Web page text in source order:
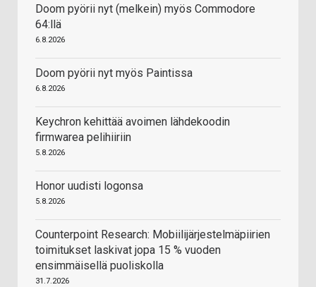
Doom pyörii nyt (melkein) myös Commodore
64:llä
6.8.2026
Doom pyörii nyt myös Paintissa
6.8.2026
Keychron kehittää avoimen lähdekoodin
firmwarea pelihiiriin
5.8.2026
Honor uudisti logonsa
5.8.2026
Counterpoint Research: Mobiilijärjestelmäpiirien
toimitukset laskivat jopa 15 % vuoden
ensimmäisellä puoliskolla
31.7.2026